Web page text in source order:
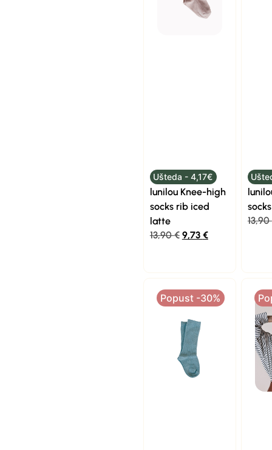
Ušteda - 4,17€
lunilou Knee-high
socks rib iced
latte
13,90€ 9,73 €
13,90
Popust -30%